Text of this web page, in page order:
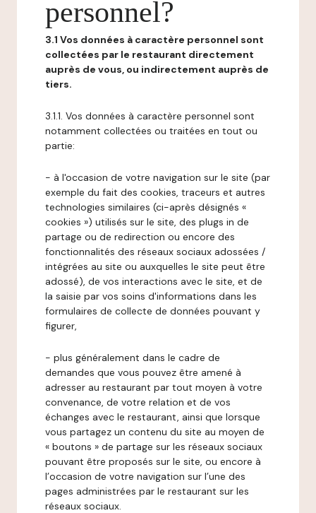
personnel?
3.1 Vos données à caractère personnel sont
collectées par le restaurant directement
auprès de vous, ou indirectement auprès de
tiers.
3.1.1. Vos données à caractère personnel sont
notamment collectées ou traitées en tout ou
partie:
- à l'occasion de votre navigation sur le site (par
exemple du fait des cookies, traceurs et autres
technologies similaires (ci-après désignés «
cookies ») utilisés sur le site, des plugs in de
partage ou de redirection ou encore des
fonctionnalités des réseaux sociaux adossées /
intégrées au site ou auxquelles le site peut être
adossé), de vos interactions avec le site, et de
la saisie par vos soins d'informations dans les
formulaires de collecte de données pouvant y
figurer,
- plus généralement dans le cadre de
demandes que vous pouvez être amené à
adresser au restaurant par tout moyen à votre
convenance, de votre relation et de vos
échanges avec le restaurant, ainsi que lorsque
vous partagez un contenu du site au moyen de
« boutons » de partage sur les réseaux sociaux
pouvant être proposés sur le site, ou encore à
l’occasion de votre navigation sur l’une des
pages administrées par le restaurant sur les
réseaux sociaux.